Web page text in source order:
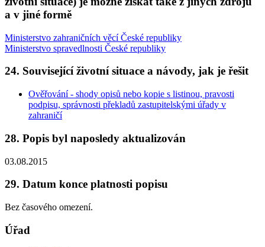
a v jiné formě
Ministerstvo zahraničních věcí České republiky
Ministerstvo spravedlnosti České republiky
24. Související životní situace a návody, jak je řešit
Ověřování - shody opisů nebo kopie s listinou, pravosti
podpisu, správnosti překladů zastupitelskými úřady v
zahraničí
28. Popis byl naposledy aktualizován
03.08.2015
29. Datum konce platnosti popisu
Bez časového omezení.
Úřad